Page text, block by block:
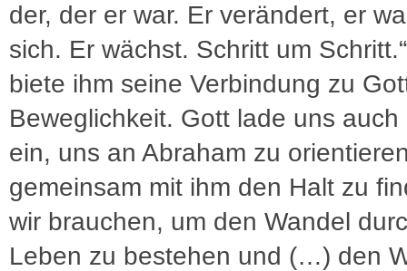
der, der er war. Er verändert, er
sich. Er wächst. Schritt um
biete ihm seine Verbindung zu
Beweglichkeit. Gott lade uns auch
ein, uns an Abraham zu
gemeinsam mit ihm den Halt zu
wir brauchen, um den Wandel
Leben zu bestehen und (…) den